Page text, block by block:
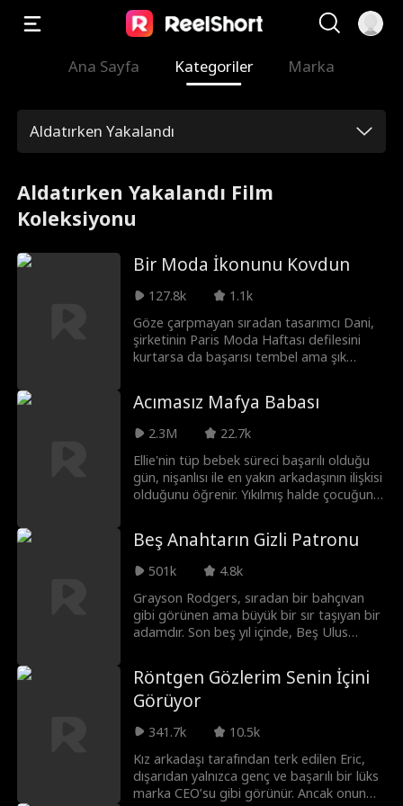
Ana Sayfa Kategoriler Marka
Aldatırken Yakalandı
Aldatırken Yakalandı Film
Koleksiyonu
Bir Moda İkonunu Kovdun
127.8k
1.1k
Göze çarpmayan sıradan tasarımcı Dani,
şirketinin Paris Moda Haftası defilesini
kurtarsa da başarısı tembel ama şık
Brynn, patronun güce aç kızı sayesinde
Dani'yi KOVDURUR. Rakip bir moda evine
geçen Dani muhteşem bir dönüşüm yaşar;
artık tasarım becerilerini kanıtlamaya ve
gerçek couture KRALİÇESİ unvanını geri
almaya kararlıdır.
Acımasız Mafya Babası
2.3M
22.7k
Ellie'nin tüp bebek süreci başarılı olduğu
gün, nişanlısı ile en yakın arkadaşının ilişkisi
olduğunu öğrenir. Yıkılmış halde çocuğunu
sperm bankasında bir karışıklık olduğunu
açıklar. Ellie, mafya patronunun bebeğine
hamiledir ve istemeden bir mafya taht
kavgasının içine sürüklenir. Doğmamış
bebeğini korumak için mafya patronuyla
sözleşmeli evliliği kabul eder. Bunun
gerçek aşka yol açacağını asla
Beş Anahtarın Gizli Patronu
501k
4.8k
Grayson Rodgers, sıradan bir bahçıvan
gibi görünen ama büyük bir sır taşıyan bir
adamdır. Son beş yıl içinde, Beş Ulus
kaldırmış ve onların Altın Anahtarlarını ele
geçirmiştir. Bu anahtarlar yalnızca
güçlerinin sembolü değil, aynı zamanda
kasanın da gerçek anahtarıdır. Artık
Grayson durmak, geçmişi ardında
bırakmak ve karısına huzur dolu, lüks bir
hayat sunmak istemektedir. Fakat gerçeği
Röntgen Gözlerim Senin İçini
Görüyor
341.7k
10.5k
Kız arkadaşı tarafından terk edilen Eric,
dışarıdan yalnızca genç ve başarılı bir lüks
marka CEO’su gibi görünür. Ancak onun